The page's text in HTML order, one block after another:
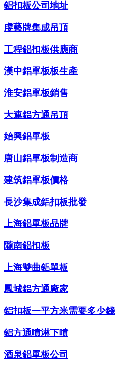
鋁扣板公司地址
虔藝牌集成吊頂
工程鋁扣板供應商
漢中鋁單板板生產
淮安鋁單板銷售
大連鋁方通吊頂
始興鋁單板
唐山鋁單板制造商
建筑鋁單板價格
長沙集成鋁扣板批發
上海鋁單板品牌
隴南鋁扣板
上海雙曲鋁單板
鳳城鋁方通廠家
鋁扣板一平方米需要多少錢
鋁方通噴淋下噴
酒泉鋁單板公司